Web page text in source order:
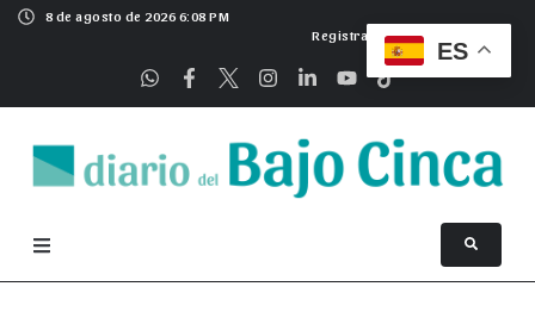
8 de agosto de 2026 6:08 PM
Registrarse
ES